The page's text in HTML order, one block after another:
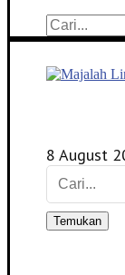
8 August
Temukan